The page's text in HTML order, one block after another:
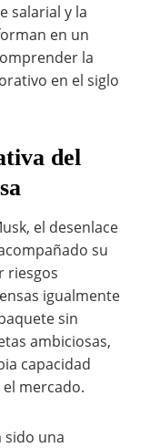
salarial y la
en un
la
en el siglo
del
el desenlace
su
riesgos
igualmente
sin
ambiciosas,
capacidad
mercado.
sido una